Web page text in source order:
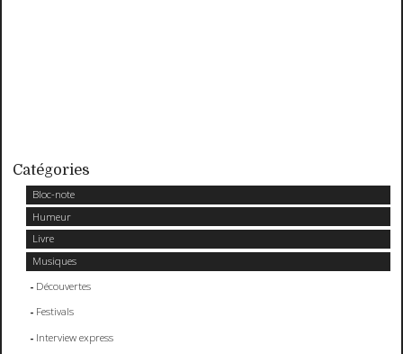
Catégories
Bloc-note
Humeur
Livre
Musiques
Découvertes
Festivals
Interview express